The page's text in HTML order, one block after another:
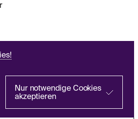
Nur notwendige Cookies
akzeptieren
Daten